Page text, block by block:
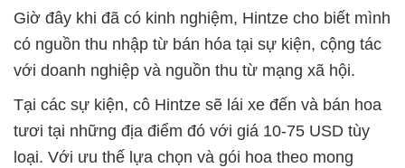
Giờ đây khi đã có kinh nghiệm, Hintze cho biết mình
có nguồn thu nhập từ bán hóa tại sự kiện, cộng tác
với doanh nghiệp và nguồn thu từ mạng xã hội.
Tại các sự kiện, cô Hintze sẽ lái xe đến và bán hoa
tươi tại những địa điểm đó với giá 10-75 USD tùy
loại. Với ưu thế lựa chọn và gói hoa theo mong